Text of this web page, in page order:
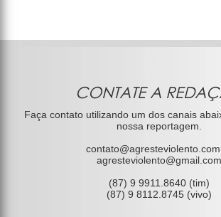
CONTATE A
Faça contato utilizando um dos canais
nossa reportagem.
agresteviolento@gmail.com
(87) 9 9911.8640 (tim)
(87) 9 8112.8745 (vivo)